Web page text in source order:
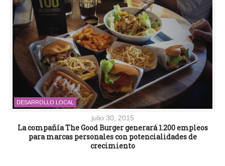
DESARROLLO LOCAL
julio 30, 2015
La compañía The Good Burger generará 1.200 empleos
para marcas personales con potencialidades de
crecimiento